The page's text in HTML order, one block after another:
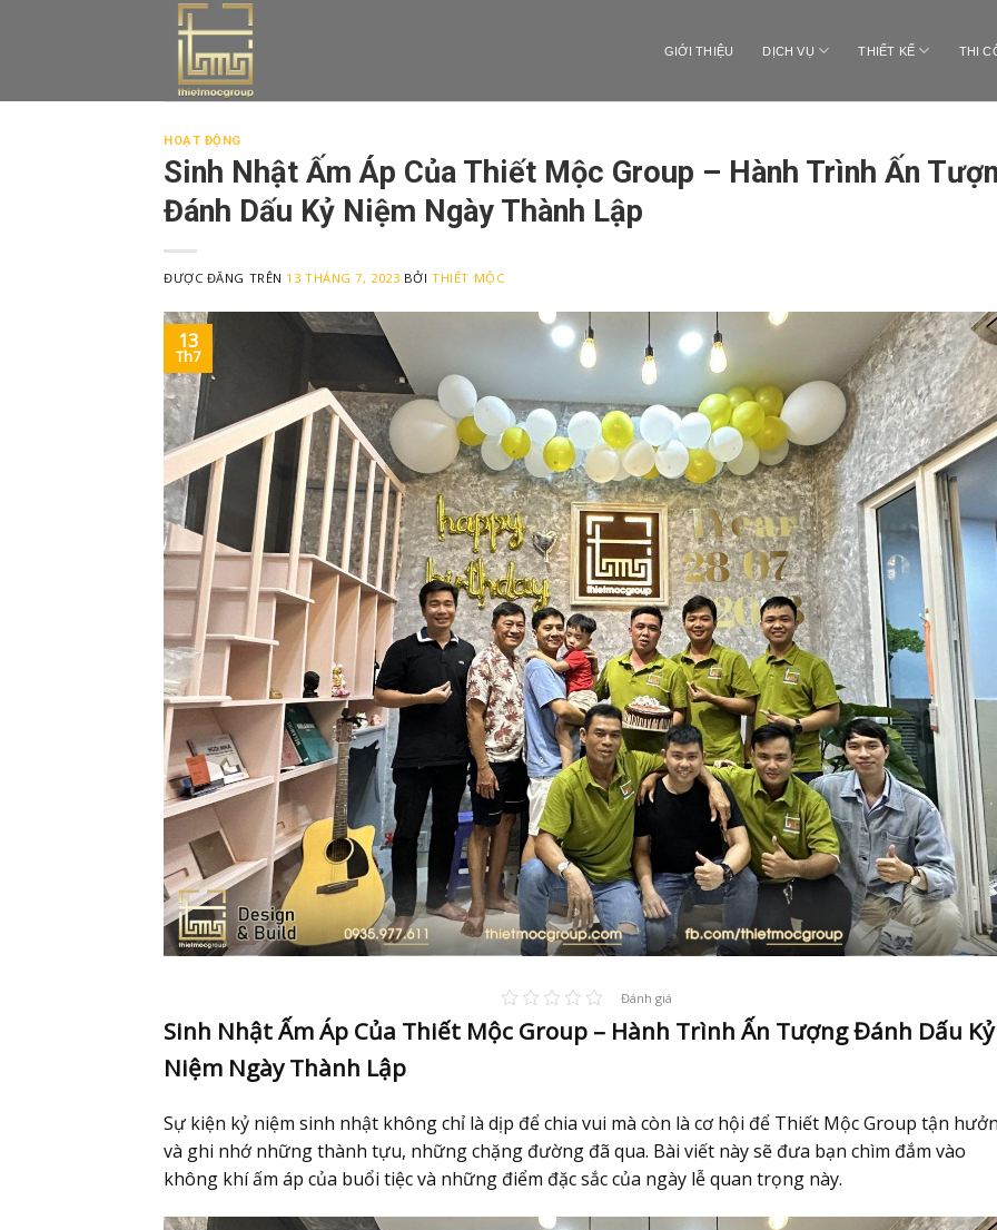
GIỚI THIỆU DỊCH VỤ THIẾT KẾ THI
HOẠT ĐỘNG
Sinh Nhật Ấm Áp Của Thiết Mộc Group – Hành Trình Ấn
Đánh Dấu Kỷ Niệm Ngày Thành Lập
ĐƯỢC ĐĂNG TRÊN 13 THÁNG 7, 2023 BỞITHIẾT MỘC
13
Th7
Đánh giá
Sinh Nhật Ấm Áp Của Thiết Mộc Group – Hành Trình Ấn Tượng Đánh Dấu Kỷ
Niệm Ngày Thành Lập
Sự kiện kỷ niệm sinh nhật không chỉ là dịp để chia vui mà còn là cơ hội để Thiết Mộc Group tận
và ghi nhớ những thành tựu, những chặng đường đã qua. Bài viết này sẽ đưa bạn chìm đắm vào
không khí ấm áp của buổi tiệc và những điểm đặc sắc của ngày lễ quan trọng này.